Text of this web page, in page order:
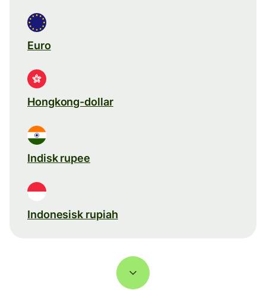
Euro
Hongkong-dollar
Indisk rupee
Indonesisk rupiah